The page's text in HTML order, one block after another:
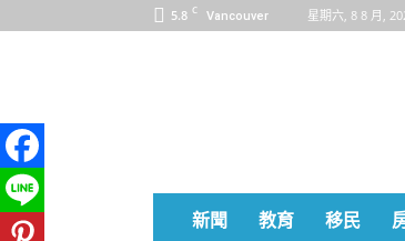
5.8 C Vancouver 星期六, 8 8 月,
新聞 教育 移民